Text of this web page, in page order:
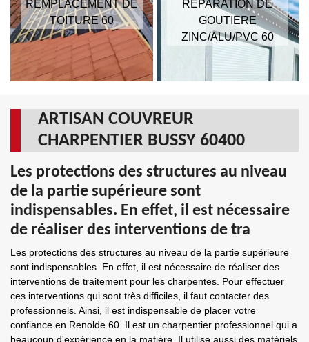
REMPLACEMENT DE
TOITURE 60
RÉPARATION DE
GOUTIERE
ZINC/ALU/PVC 60
ARTISAN COUVREUR
CHARPENTIER BUSSY 60400
Les protections des structures au niveau
de la partie supérieure sont
indispensables. En effet, il est nécessaire
de réaliser des interventions de tra
Les protections des structures au niveau de la partie supérieure
sont indispensables. En effet, il est nécessaire de réaliser des
interventions de traitement pour les charpentes. Pour effectuer
ces interventions qui sont très difficiles, il faut contacter des
professionnels. Ainsi, il est indispensable de placer votre
confiance en Renolde 60. Il est un charpentier professionnel qui a
beaucoup d'expérience en la matière. Il utilise aussi des matériels